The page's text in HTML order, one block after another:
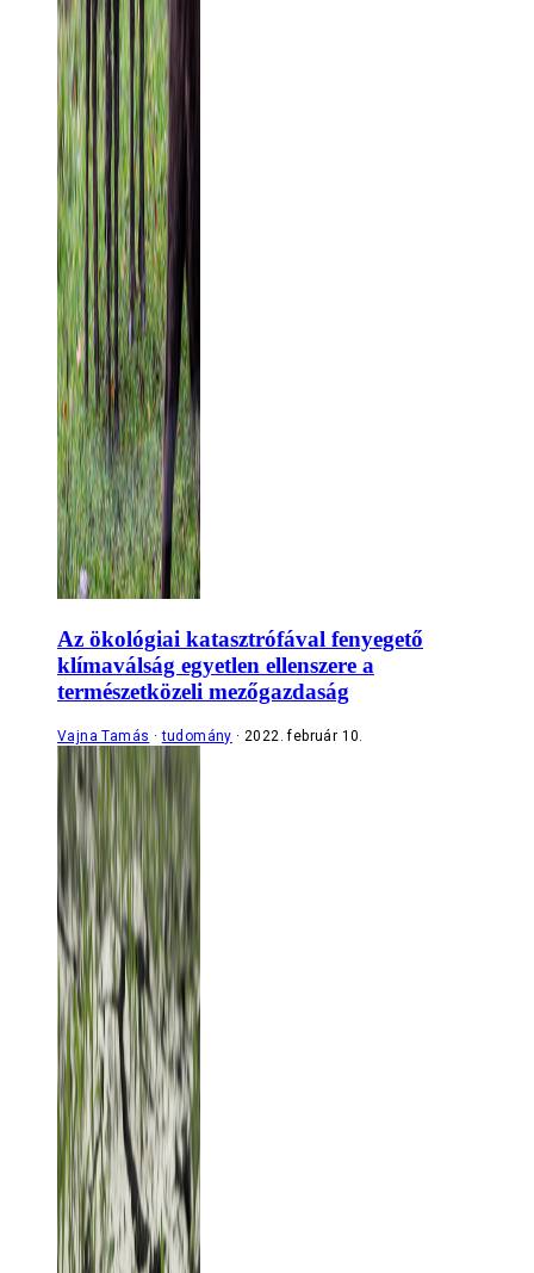
Az ökológiai katasztrófával fenyegető
klímaválság egyetlen ellenszere a
természetközeli mezőgazdaság
Vajna Tamás tudomány 2022. február 10.